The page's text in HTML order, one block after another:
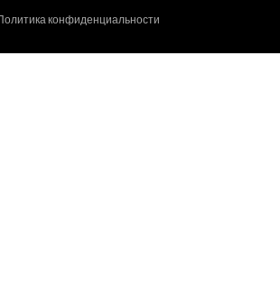
Политика конфиденциальности